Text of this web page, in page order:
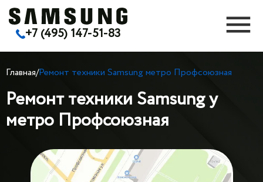
+7 (495) 147-51-83
Ремонт техники Samsung у
метро Профсоюзная
Главная/Ремонт техники Samsung метро Профсоюзная